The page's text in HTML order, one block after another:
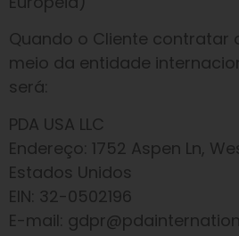
Quando o Cliente contratar
meio da entidade
será:
PDA USA LLC
Endereço: 1752 Aspen Ln,
Estados Unidos
EIN: 32-0502196
E-mail: